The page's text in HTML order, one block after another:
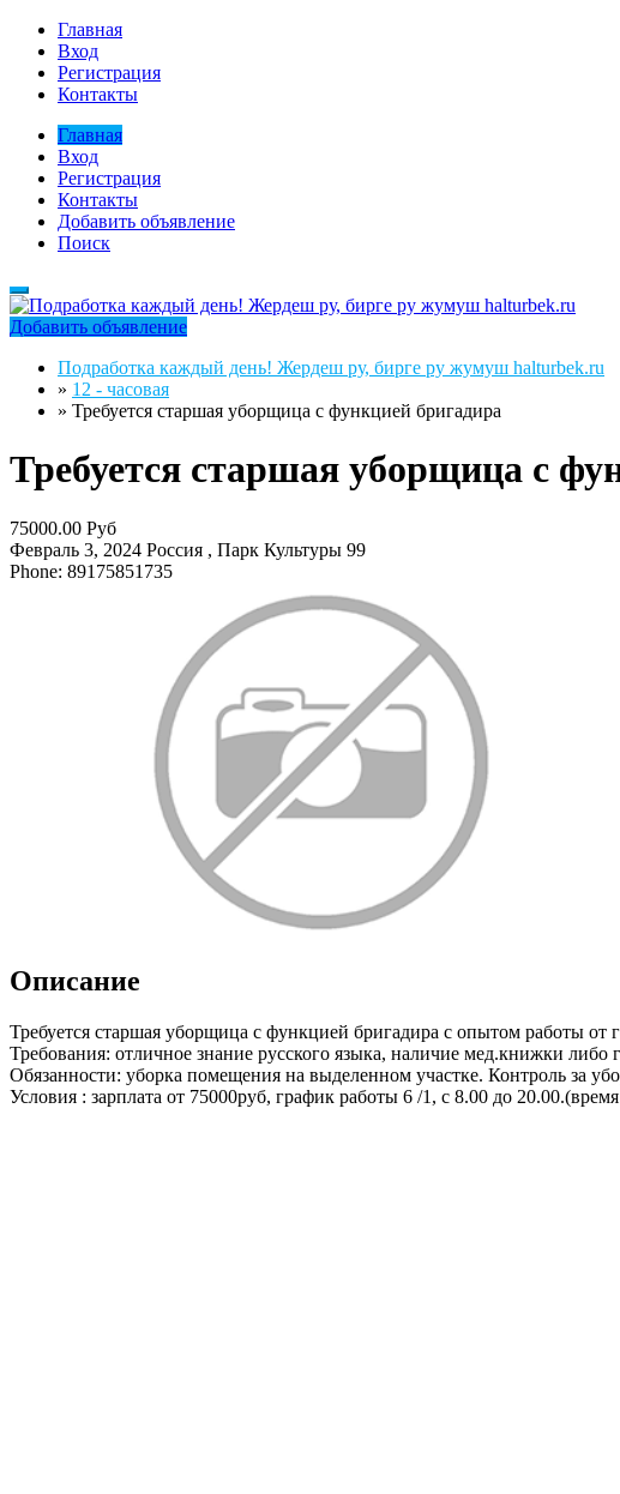
Главная
Вход
Регистрация
Контакты
Главная
Вход
Регистрация
Контакты
Добавить объявление
Поиск
Добавить объявление
Подработка каждый день! Жердеш ру, бирге ру жумуш halturbek.ru
» 12 - часовая
» Требуется старшая уборщица с функцией бригадира
Требуется старшая уборщица с
75000.00 Руб
Февраль 3, 2024 Россия , Парк Культуры 99
Phone: 89175851735
Описание
Требуется старшая уборщица с функцией бригадира с опытом работы от
Требования: отличное знание русского языка, наличие мед.книжки либо
Обязанности: уборка помещения на выделенном участке. Контроль за
Условия : зарплата от 75000руб, график работы 6 /1, с 8.00 до